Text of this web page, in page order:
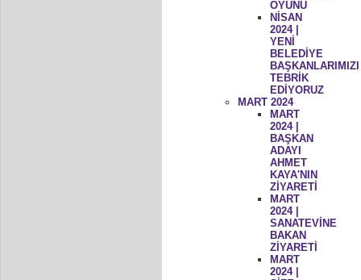
OYUNU
NİSAN
2024 |
YENİ
BELEDİYE
BAŞKANLARIMIZI
TEBRİK
EDİYORUZ
MART 2024
MART
2024 |
BAŞKAN
ADAYI
AHMET
KAYA'NIN
ZİYARETİ
MART
2024 |
SANATEVİNE
BAKAN
ZİYARETİ
MART
2024 |